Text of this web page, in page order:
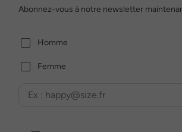
Abonnez-vous à notre newsletter
Homme
Femme